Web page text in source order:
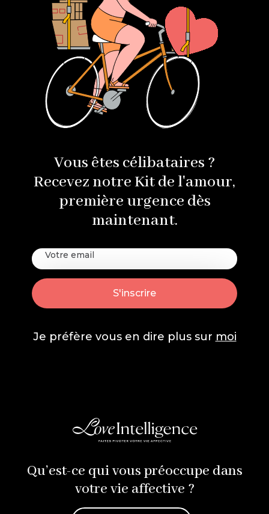
Vous êtes célibataires ?
Recevez notre Kit de l'amour,
première urgence dès
maintenant.
Je préfère vous en dire plus sur moi
Qu’est-ce qui vous préoccupe dans
votre vie affective ?